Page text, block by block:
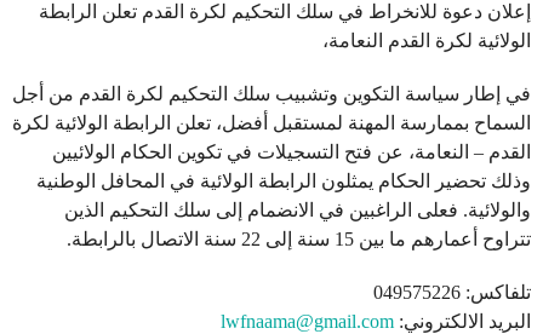
إعلان دعوة للانخراط في سلك التحكيم لكرة القدم تعلن الرابطة
الولائية لكرة القدم النعامة،
في إطار سياسة التكوين وتشبيب سلك التحكيم لكرة القدم من أجل
السماح بممارسة المهنة لمستقبل أفضل، تعلن الرابطة الولائية لكرة
القدم – النعامة، عن فتح التسجيلات في تكوين الحكام الولائيين
وذلك تحضير الحكام يمثلون الرابطة الولائية في المحافل الوطنية
والولائية. فعلى الراغبين في الانضمام إلى سلك التحكيم الذين
تتراوح أعمارهم ما بين 15 سنة إلى 22 سنة الاتصال بالرابطة.
تلفاكس: 049575226
البريد الالكتروني: lwfnaama@gmail.com